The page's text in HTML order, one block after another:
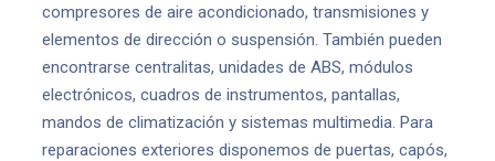
compresores de aire acondicionado, transmisiones y
elementos de dirección o suspensión. También pueden
encontrarse centralitas, unidades de ABS, módulos
electrónicos, cuadros de instrumentos, pantallas,
mandos de climatización y sistemas multimedia. Para
reparaciones exteriores disponemos de puertas, capós,